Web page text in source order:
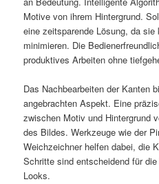
Motive von ihrem Hintergrund.
eine zeitsparende Lösung, da
minimieren. Die
produktives Arbeiten ohne
Das Nachbearbeiten der Kanten
angebrachten Aspekt. Eine
zwischen Motiv und Hintergrund
des Bildes. Werkzeuge wie der
Weichzeichner helfen dabei, die
Schritte sind entscheidend für
Looks.